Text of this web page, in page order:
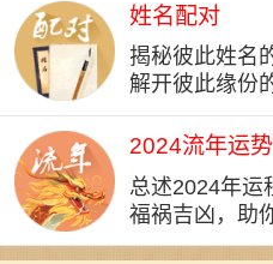
姓名配对
揭秘彼此姓名
解开彼此缘份
2024流年运势
总述2024年运
福祸吉凶，助